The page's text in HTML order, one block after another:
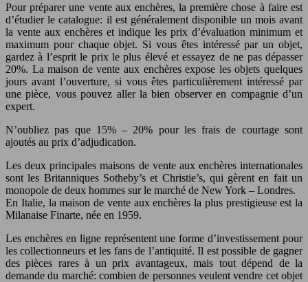
Pour préparer une vente aux enchères, la première chose à faire est
d’étudier le catalogue: il est généralement disponible un mois avant
la vente aux enchères et indique les prix d’évaluation minimum et
maximum pour chaque objet. Si vous êtes intéressé par un objet,
gardez à l’esprit le prix le plus élevé et essayez de ne pas dépasser
20%. La maison de vente aux enchères expose les objets quelques
jours avant l’ouverture, si vous êtes particulièrement intéressé par
une pièce, vous pouvez aller la bien observer en compagnie d’un
expert.
N’oubliez pas que 15% – 20% pour les frais de courtage sont
ajoutés au prix d’adjudication.
Les deux principales maisons de vente aux enchères internationales
sont les Britanniques Sotheby’s et Christie’s, qui gèrent en fait un
monopole de deux hommes sur le marché de New York – Londres.
En Italie, la maison de vente aux enchères la plus prestigieuse est la
Milanaise Finarte, née en 1959.
Les enchères en ligne représentent une forme d’investissement pour
les collectionneurs et les fans de l’antiquité. Il est possible de gagner
des pièces rares à un prix avantageux, mais tout dépend de la
demande du marché: combien de personnes veulent vendre cet objet